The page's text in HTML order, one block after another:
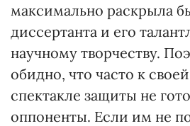
максимально раскрыла
диссертанта и его
научному творчеству.
обидно, что часто к
спектакле защиты не
оппоненты. Если им не